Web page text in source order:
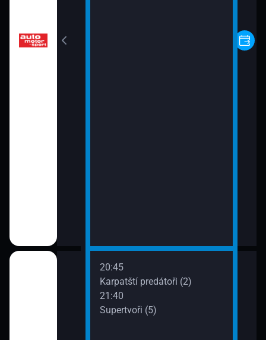
20:45
Karpatští predátoři (2)
21:40
Supertvoři (5)